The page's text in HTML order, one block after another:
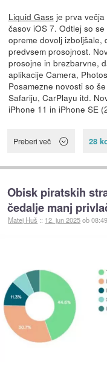
Liquid Gassje prva večja
časov iOS 7. Odtlej so
opreme dovolj izboljšale,
predvsem prosojnost.
prosojne in brezbarvne,
aplikacije Camera,
Posamezne novosti so
Safariju, CarPlayu itd.
iPhone 11 in iPhone SE
Preberi več 28
Obisk piratskih
čedalje manj
Matej Huš :: 12. jun 2025ob 08:49